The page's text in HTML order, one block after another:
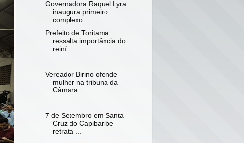
Governadora Raquel Lyra
inaugura primeiro
complexo...
Prefeito de Toritama
ressalta importância do
reiní...
Vereador Birino ofende
mulher na tribuna da
Câmara...
7 de Setembro em Santa
Cruz do Capibaribe
retrata ...